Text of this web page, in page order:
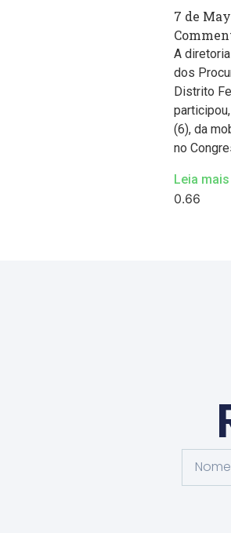
7 de
A
dos
Distrito
(6), da
no
Leia mais